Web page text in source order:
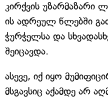
კირქვის
ის ადრეულ წლებში
ჭურჭელსა და
შეიცავდა.
ასევე, იქ იყო
მსგავსიც აქამდე არ